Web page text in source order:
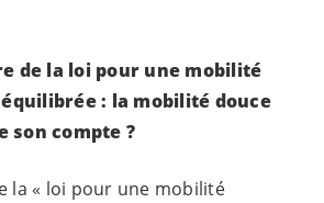
de la loi pour une mobilité
: la mobilité douce
son compte ?
la « loi pour une mobilité